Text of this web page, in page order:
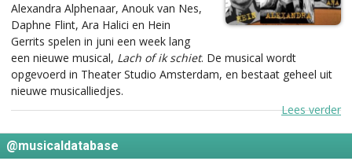
Alexandra Alphenaar, Anouk van Nes,
Daphne Flint, Ara Halici en Hein
Gerrits spelen in juni een week lang
een nieuwe musical, Lach of ik schiet. De musical wordt
opgevoerd in Theater Studio Amsterdam, en bestaat geheel uit
nieuwe musicalliedjes.
Lees verder
@musicaldatabase